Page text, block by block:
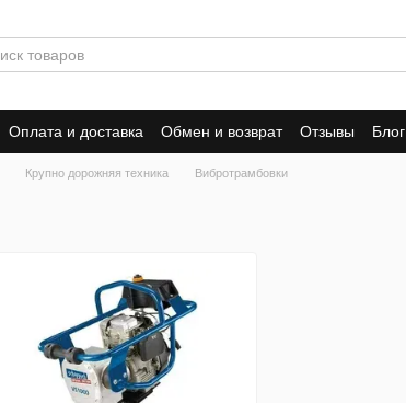
Оплата и доставка Обмен и возврат Отзывы Блог
Крупно дорожняя техника Вибротрамбовки